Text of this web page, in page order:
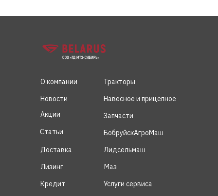
Акции
Статьи
Новости
Кредит
Лизинг
Услуги сервиса
Доставка
Маз
Лидсельмаш
БобруйскАгроМаш
Запчасти
Навесное и прицепное
Тракторы
О компании